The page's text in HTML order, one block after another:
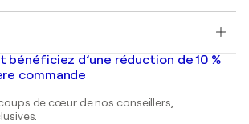
à vendre
bénéficiez d’une réduction de 10 %
commande
de cœur de nos conseillers,